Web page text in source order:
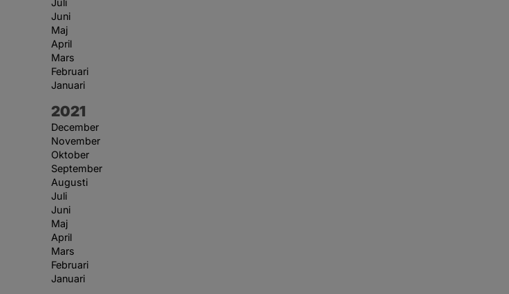
Juni
Maj
April
Mars
Februari
Januari
År:
2021
December
November
Oktober
September
Augusti
Juli
Juni
Maj
April
Mars
Februari
Januari